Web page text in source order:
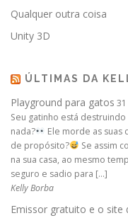
Qualquer outra coisa
Unity 3D
ÚLTIMAS DA
Playground para gatos
Seu gatinho está destruindo
nada?
Ele morde as suas
de propósito?
Se assim
na sua casa, ao mesmo
seguro e sadio para […]
Kelly Borba
Emissor gratuito e o site